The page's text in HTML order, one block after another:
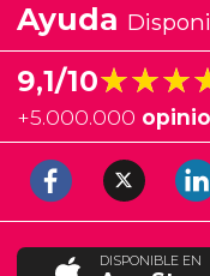
Ayuda
9,1/10
+5.000.000
DISPONIBLE EN